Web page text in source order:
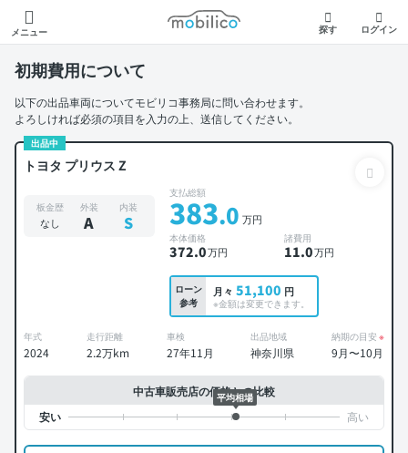
メニュー
モビリコ
探す ログイン
初期費用について
以下の出品車両についてモビリコ事務局に問い合わせます。
よろしければ必須の項目を入力の上、送信してください。
出品中
トヨタ プリウス Z
板金歴
なし
外装
A
内装
S
支払総額
383.0 万円
本体価格
372.0万円
諸費用
11.0万円
ローン
参考
月々 51,100 円
※金額は変更できます。
年式
2024
走行距離
2.2万km
車検
27年11月
出品地域
神奈川県
納期の目安 ※
9月〜10月
中古車販売店の価格との比較
平均相場